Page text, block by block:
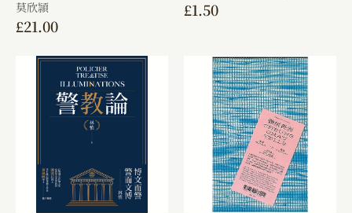
莫欣頴
£21.00
£1.50